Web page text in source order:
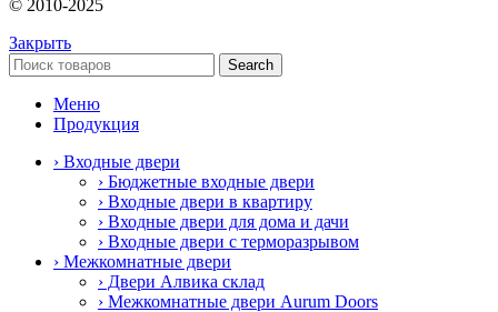
© 2010-2025
Закрыть
Search
Меню
Продукция
› Входные двери
› Бюджетные входные двери
› Входные двери в квартиру
› Входные двери для дома и дачи
› Входные двери с терморазрывом
› Межкомнатные двери
› Двери Алвика склад
› Межкомнатные двери Aurum Doors